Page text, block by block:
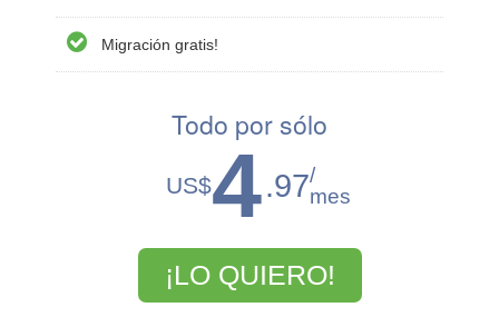
Migración gratis!
Todo por sólo
US$4 .97/
mes
¡LO QUIERO!